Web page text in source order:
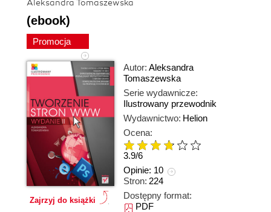
Aleksandra Tomaszewska
(ebook)
Promocja
Zajrzyj do książki
Autor: Aleksandra
Tomaszewska
Serie wydawnicze:
Ilustrowany przewodnik
Wydawnictwo: Helion
Ocena:
3.9/6
Opinie: 10
Stron: 224
Dostępny format:
PDF